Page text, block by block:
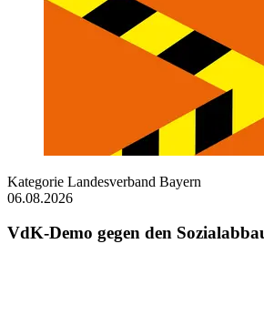
Kategorie Landesverband Bayern
06.08.2026
VdK-Demo gegen den